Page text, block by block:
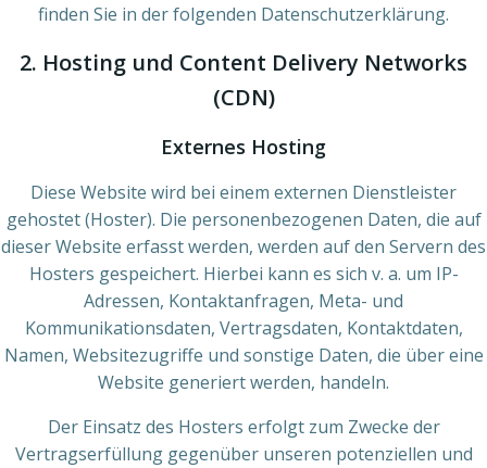
finden Sie in der folgenden Datenschutzerklärung.
2. Hosting und Content Delivery Networks
(CDN)
Externes Hosting
Diese Website wird bei einem externen Dienstleister
gehostet (Hoster). Die personenbezogenen Daten, die auf
dieser Website erfasst werden, werden auf den Servern des
Hosters gespeichert. Hierbei kann es sich v. a. um IP-
Adressen, Kontaktanfragen, Meta- und
Kommunikationsdaten, Vertragsdaten, Kontaktdaten,
Namen, Websitezugriffe und sonstige Daten, die über eine
Website generiert werden, handeln.
Der Einsatz des Hosters erfolgt zum Zwecke der
Vertragserfüllung gegenüber unseren potenziellen und